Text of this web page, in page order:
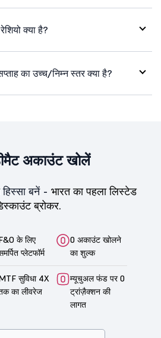
क्या है?
का उच्च/निम्न स्तर क्या है?
अकाउंट खोलें
बनें - भारत का पहला लिस्टेड
ब्रोकर.
के लिए
प्लेटफॉर्म
0 अकाउंट खोलने
का शुल्क
सुविधा 4X
का लीवरेज
म्यूचुअल फंड पर 0
ट्रांज़ैक्शन की
लागत